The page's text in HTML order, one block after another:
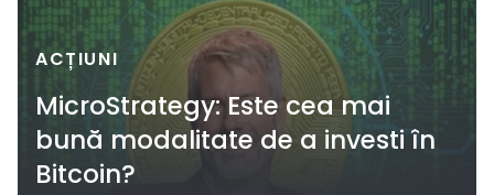
ACȚIUNI
MicroStrategy: Este cea mai
bună modalitate de a investi în
Bitcoin?